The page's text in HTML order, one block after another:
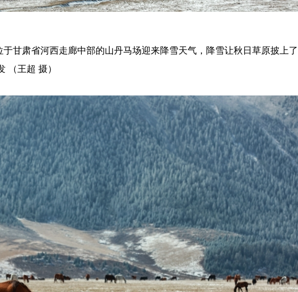
甘肃省河西走廊中部的山丹马场迎来降雪天气，降雪让秋日草原披上
（王超 摄）